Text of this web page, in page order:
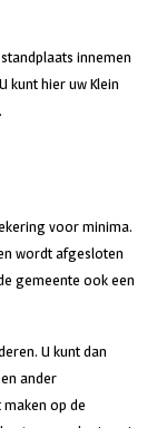
innemen
kunt hier uw Klein
voor minima.
wordt afgesloten
gemeente ook een
U kunt dan
ander
op de